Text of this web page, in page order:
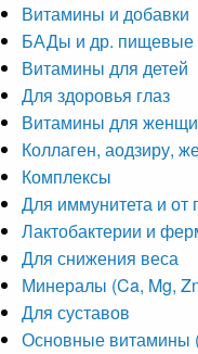
Витамины и добавки
БАДы и др. пищевые
Витамины для детей
Для здоровья глаз
Витамины для
Коллаген, аодзиру,
Комплексы
Для иммунитета и от
Лактобактерии и
Для снижения веса
Минералы (Ca, Mg,
Для суставов
Основные витамины